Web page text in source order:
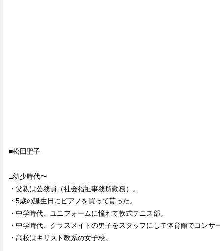
■松田聖子
□幼少時代〜
・父親は公務員（社会福祉事務所勤務）。
・5歳の誕生日にピアノを買って貰った。
・中学時代、ユニフォームに憧れて軟式テニス部。
・中学時代、クラスメイトの男子をスタッフにして体育館でコンサ
・高校はキリスト教系の女子校。